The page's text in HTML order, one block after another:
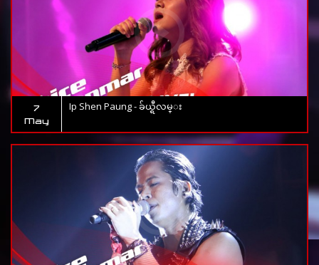
7
May
Ip Shen Paung - ခ်ယ္ရီလမ္း